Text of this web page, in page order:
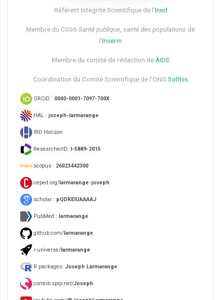
Référent Intégrité Scientifique de l’Ined
Membre du CSS6​ Santé publique, santé des populations de
l’Inserm
Membre du comité de rédaction de AIDS
Coordination du Comité Scientifique de l’ONG Solthis
ORCiD : 0000-0001-7097-700X
HAL : joseph-larmarange
IRD Horizon
ResearcherID: I-5889-2015
scopus : 26023442300
ceped.org/larmarange-joseph
scholar : pQDKEIUAAAAJ
PubMed : larmarange
github.com/larmarange
r-universe/larmarange
R packages: Joseph Larmarange
contrib.spip.net/Joseph